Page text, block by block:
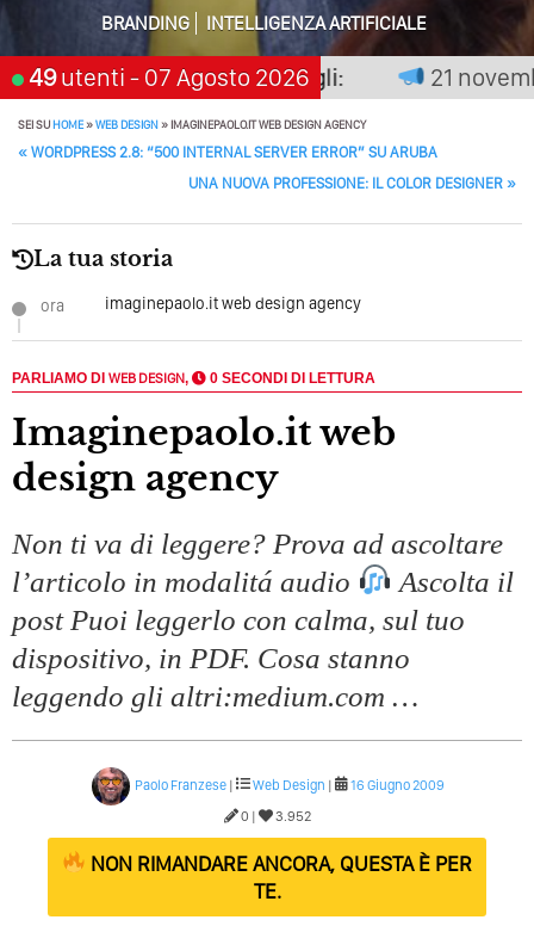
Perché Pubblicare Non Basta Più? Contenuti Di Valore O
Solo Rumore…
Perché Non Guadagni Sui Social Media? Probabilmente
Tutto Peggiorerà
Quali Sono Gli Errori Della Comunicazione Politica? Il
Caso Delle Braccia Incrociate
Come Promuoversi Nel Wedding? Il Mio Intervento Per
L’Accademia Del Wedding
BRANDING
INTELLIGENZA ARTIFICIALE
49utenti - 07 Agosto 2026
premia chi aspetta, scegli: 21 novembre
SEI SUHOME»WEB DESIGN»IMAGINEPAOLO.IT WEB DESIGN AGENCY
POST NAVIGATION
« WORDPRESS 2.8: “500 INTERNAL SERVER ERROR” SU ARUBA
UNA NUOVA PROFESSIONE: IL COLOR DESIGNER »
La tua storia
ora imaginepaolo.it web design agency
PARLIAMO DI WEB DESIGN, 0 SECONDI DI LETTURA
imaginepaolo.it web
design agency
Non ti va di leggere? Prova ad ascoltare
l’articolo in modalitá audio
Ascolta il
post Puoi leggerlo con calma, sul tuo
dispositivo, in PDF. Cosa stanno
leggendo gli altri:medium.com …
Paolo Franzese | Web Design |
16 Giugno 2009
0 |
3.952
NON RIMANDARE ANCORA, QUESTA È PER
TE.